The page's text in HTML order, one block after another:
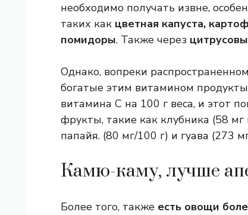
необходимо получать извне,
таких как цветная капуста,
помидоры. Также через
Однако, вопреки
богатые этим витамином
витамина С на 100 г веса, и этот
фрукты, такие как клубника (58
папайя. (80 мг/100 г) и гуава (273
Камю-каму, лучше
Более того, также есть овощи